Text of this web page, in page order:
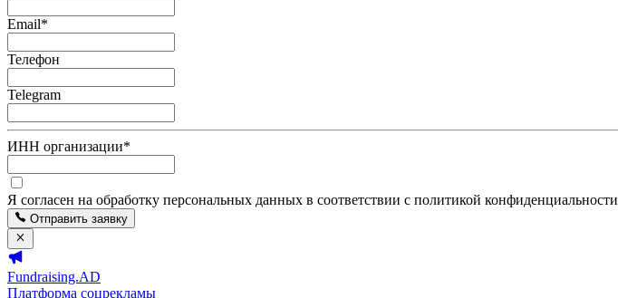
Email*
Телефон
Telegram
ИНН организации*
Я согласен на обработку персональных данных в соответствии с политикой конфиденциальности
Отправить заявку
Fundraising.AD
Платформа соцрекламы